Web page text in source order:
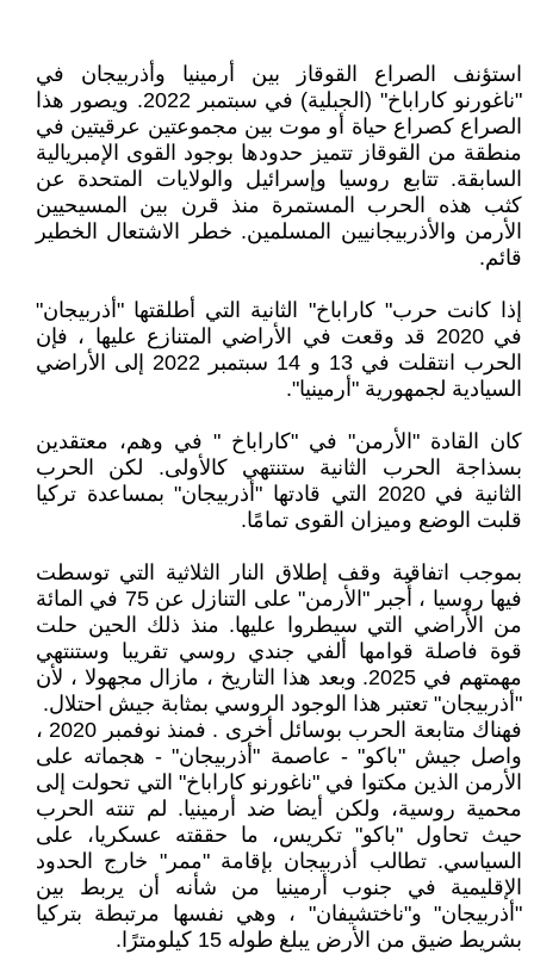
استؤنف الصراع القوقاز بين أرمينيا وأذربيجان في
"ناغورنو كاراباخ" (الجبلية) في سبتمبر 2022. ويصور هذا
الصراع كصراع حياة أو موت بين مجموعتين عرقيتين في
منطقة من القوقاز تتميز حدودها بوجود القوى الإمبريالية
السابقة. تتابع روسيا وإسرائيل والولايات المتحدة عن
كثب هذه الحرب المستمرة منذ قرن بين المسيحيين
الأرمن والأذربيجانيين المسلمين. خطر الاشتعال الخطير
قائم.
إذا كانت حرب" كاراباخ" الثانية التي أطلقتها "أذربيجان"
في 2020 قد وقعت في الأراضي المتنازع عليها ، فإن
الحرب انتقلت في 13 و 14 سبتمبر 2022 إلى الأراضي
السيادية لجمهورية "أرمينيا".
كان القادة "الأرمن" في "كاراباخ " في وهم، معتقدين
بسذاجة الحرب الثانية ستنتهي كالأولى. لكن الحرب
الثانية في 2020 التي قادتها "أذربيجان" بمساعدة تركيا
قلبت الوضع وميزان القوى تمامًا.
بموجب اتفاقية وقف إطلاق النار الثلاثية التي توسطت
فيها روسيا ، أُجبر "الأرمن" على التنازل عن 75 في المائة
من الأراضي التي سيطروا عليها. منذ ذلك الحين حلت
قوة فاصلة قوامها ألفي جندي روسي تقريبا وستنتهي
مهمتهم في 2025. وبعد هذا التاريخ ، مازال مجهولا ، لأن
"أذربيجان" تعتبر هذا الوجود الروسي بمثابة جيش احتلال.
فهناك متابعة الحرب بوسائل أخرى . فمنذ نوفمبر 2020 ،
واصل جيش "باكو" - عاصمة "أذربيجان" - هجماته على
الأرمن الذين مكتوا في "ناغورنو كاراباخ" التي تحولت إلى
محمية روسية، ولكن أيضا ضد أرمينيا. لم تنته الحرب
حيث تحاول "باكو" تكريس، ما حققته عسكريا، على
السياسي. تطالب أذربيجان بإقامة "ممر" خارج الحدود
الإقليمية في جنوب أرمينيا من شأنه أن يربط بين
"أذربيجان" و"ناختشيفان" ، وهي نفسها مرتبطة بتركيا
بشريط ضيق من الأرض يبلغ طوله 15 كيلومترًا.